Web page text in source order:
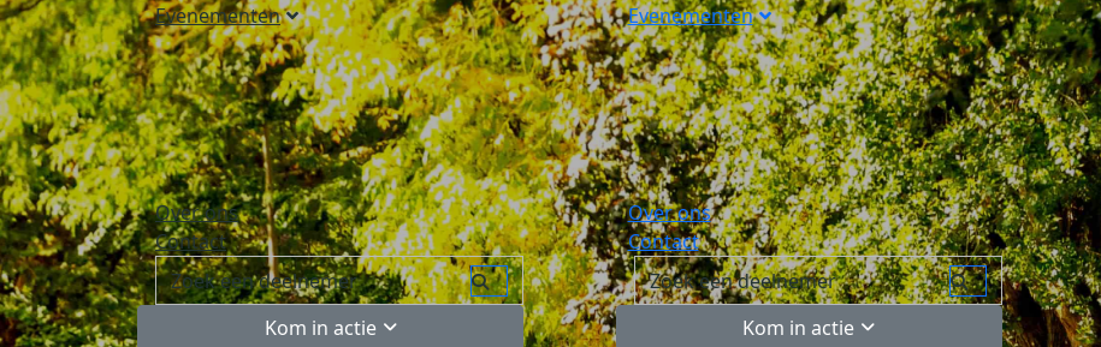
Evenementen
Over ons
Contact
Kom in actie
Evenementen
Over ons
Contact
Kom in actie